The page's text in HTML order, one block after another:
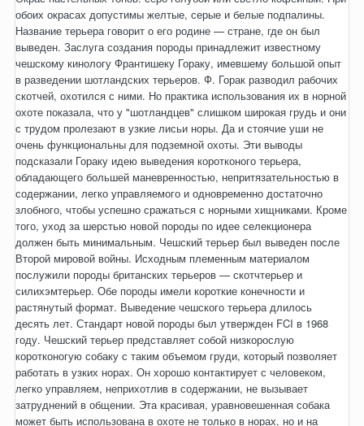
обоих окрасах допустимы желтые, серые и белые подпалины.
Название терьера говорит о его родине — стране, где он был
выведен. Заслуга создания породы принадлежит известному
чешскому кинологу Франтишеку Гораку, имевшему большой опыт
в разведении шотландских терьеров. Ф. Горак разводил рабочих
скотчей, охотился с ними. Но практика использования их в норной
охоте показала, что у "шотландцев" слишком широкая грудь и они
с трудом пролезают в узкие лисьи норы. Да и стоячие уши не
очень функциональны для подземной охоты. Эти выводы
подсказали Гораку идею выведения коротконого терьера,
обладающего большей маневренностью, непритязательностью в
содержании, легко управляемого и одновременно достаточно
злобного, чтобы успешно сражаться с норными хищниками. Кроме
того, уход за шерстью новой породы по идее селекционера
должен быть минимальным. Чешский терьер был выведен после
Второй мировой войны. Исходным племенным материалом
послужили породы британских терьеров — скотчтерьер и
силихэмтерьер. Обе породы имели короткие конечности и
растянутый формат. Выведение чешского терьера длилось
десять лет. Стандарт новой породы был утвержден FCI в 1968
году. Чешский терьер представляет собой низкорослую
коротконогую собаку с таким объемом груди, который позволяет
работать в узких норах. Он хорошо контактирует с человеком,
легко управляем, неприхотлив в содержании, не вызывает
затруднений в общении. Эта красивая, уравновешенная собака
может быть использована в охоте не только в норах, но и на